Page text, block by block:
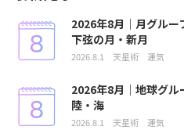
2026年8月｜月グルー
下弦の月・新月
2026.8.1 天星術 運気
2026年8月｜地球グ
陸・海
2026.8.1 天星術 運気